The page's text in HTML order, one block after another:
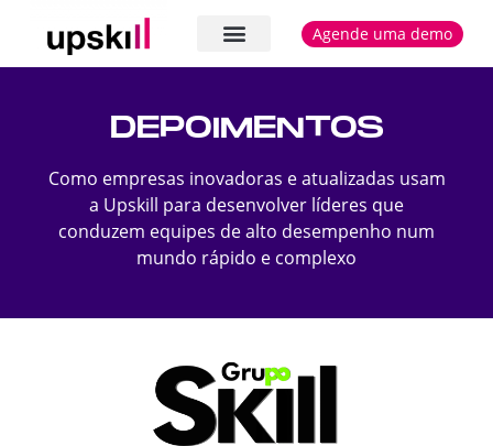
Agende uma demo
DEPOIMENTOS
Como empresas inovadoras e atualizadas usam
a Upskill para desenvolver líderes que
conduzem equipes de alto desempenho num
mundo rápido e complexo